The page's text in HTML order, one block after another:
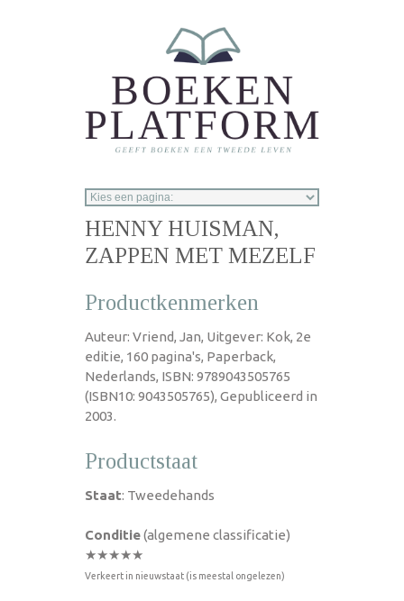
HENNY HUISMAN,
ZAPPEN MET MEZELF
Productkenmerken
Auteur: Vriend, Jan, Uitgever: Kok, 2e
editie, 160 pagina's, Paperback,
Nederlands, ISBN: 9789043505765
(ISBN10: 9043505765), Gepubliceerd in
2003.
Productstaat
Staat: Tweedehands
Conditie(algemene classificatie)
★★★★★
Verkeert in nieuwstaat (is meestal ongelezen)